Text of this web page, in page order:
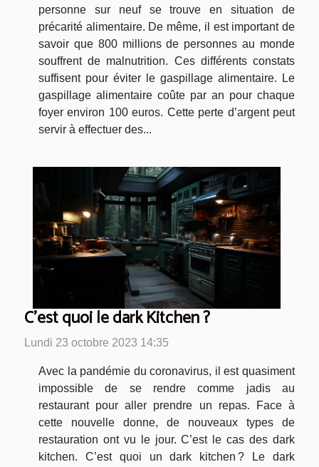
personne sur neuf se trouve en situation de
précarité alimentaire. De même, il est important de
savoir que 800 millions de personnes au monde
souffrent de malnutrition. Ces différents constats
suffisent pour éviter le gaspillage alimentaire. Le
gaspillage alimentaire coûte par an pour chaque
foyer environ 100 euros. Cette perte d’argent peut
servir à effectuer des...
C’est quoi le dark Kitchen ?
Lundi 23 octobre 2023 14:35
Avec la pandémie du coronavirus, il est quasiment
impossible de se rendre comme jadis au
restaurant pour aller prendre un repas. Face à
cette nouvelle donne, de nouveaux types de
restauration ont vu le jour. C’est le cas des dark
kitchen. C’est quoi un dark kitchen ? Le dark